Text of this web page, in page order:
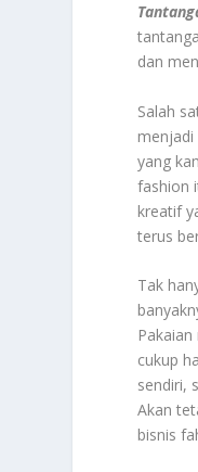
dan
Salah
yang
fashion
kreatif
terus
Tak
cukup
sendiri,
Akan
bisnis